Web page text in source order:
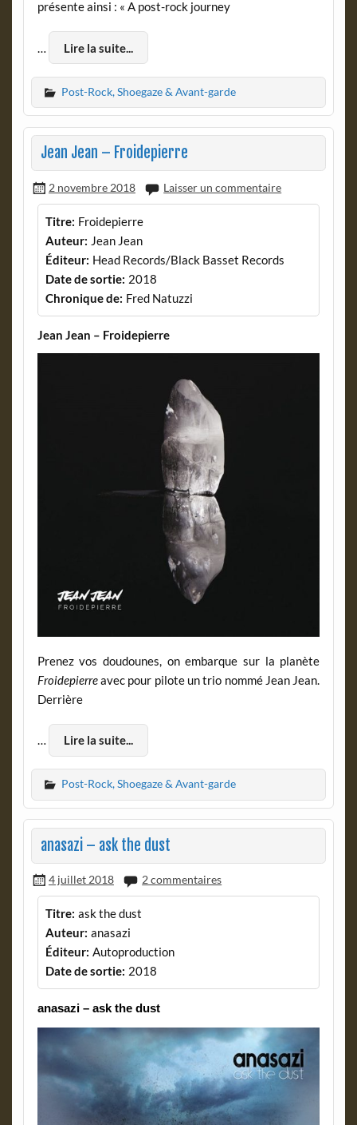
présente ainsi : « A post-rock journey
… Lire la suite...
Post-Rock, Shoegaze & Avant-garde
Jean Jean – Froidepierre
2 novembre 2018 Laisser un commentaire
Titre: Froidepierre
Auteur: Jean Jean
Éditeur: Head Records/Black Basset Records
Date de sortie: 2018
Chronique de: Fred Natuzzi
Jean Jean – Froidepierre
Prenez vos doudounes, on embarque sur la planète
Froidepierreavec pour pilote un trio nommé Jean Jean.
Derrière
… Lire la suite...
Post-Rock, Shoegaze & Avant-garde
anasazi – ask the dust
4 juillet 2018 2 commentaires
Titre: ask the dust
Auteur: anasazi
Éditeur: Autoproduction
Date de sortie: 2018
anasazi – ask the dust